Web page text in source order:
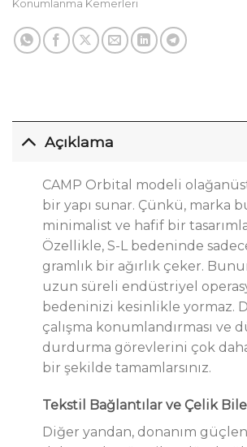
Konumlanma Kemerleri
Açıklama
CAMP Orbital modeli
bir yapı sunar. Çünkü, marka
minimalist ve hafif bir
Özellikle, S-L bedeninde
gramlık bir ağırlık çeker.
uzun süreli endüstriyel
bedeninizi kesinlikle yormaz.
çalışma konumlandırması ve
durdurma görevlerini çok
bir şekilde tamamlarsınız.
Tekstil Bağlantılar ve Çelik
Diğer yandan, donanım